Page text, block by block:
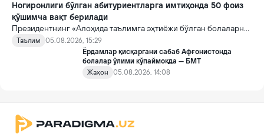
Ногиронлиги бўлган абитуриентларга имтиҳонда 50 фоиз
қўшимча вақт берилади
Президентнинг «Алоҳида таълимга эҳтиёжи бўлган болаларни
таълим ва ижтимоий хизматлар билан қамраб олиш тизимини
такомиллаштириш бўйича қўшимча чора-тадбирлар
тўғрисида»ги қарори билан инклюзив таълим соҳасида қатор
янги механизмлар жорий этилади.
Таълим
05.08.2026, 15:29
Ёрдамлар қисқаргани сабаб Афғонистонда
болалар ўлими кўпаймоқда — БМТ
Жаҳон
05.08.2026, 14:08